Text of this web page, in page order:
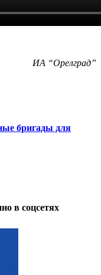
ИА “Орелград”
бригады для
в соцсетях